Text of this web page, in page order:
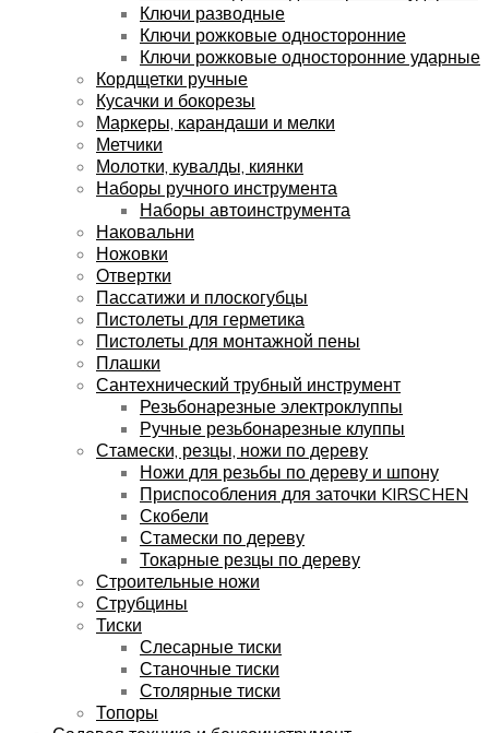
Ключи разводные
Ключи рожковые односторонние
Ключи рожковые односторонние ударные
Кордщетки ручные
Кусачки и бокорезы
Маркеры, карандаши и мелки
Метчики
Молотки, кувалды, киянки
Наборы ручного инструмента
Наборы автоинструмента
Наковальни
Ножовки
Отвертки
Пассатижи и плоскогубцы
Пистолеты для герметика
Пистолеты для монтажной пены
Плашки
Сантехнический трубный инструмент
Резьбонарезные электроклуппы
Ручные резьбонарезные клуппы
Стамески, резцы, ножи по дереву
Ножи для резьбы по дереву и шпону
Приспособления для заточки KIRSCHEN
Скобели
Стамески по дереву
Токарные резцы по дереву
Строительные ножи
Струбцины
Тиски
Слесарные тиски
Станочные тиски
Столярные тиски
Топоры